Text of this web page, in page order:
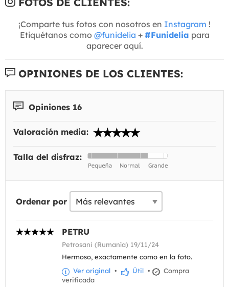
¡Comparte tus fotos con nosotros en Instagram !
Etiquétanos como @funidelia + #Funidelia para
aparecer aquí.
OPINIONES DE LOS CLIENTES:
Opiniones 16
Valoración media:
Talla del disfraz:
Ordenar por
PETRU
Petrosani (Rumanía) 19/11/24
Hermoso, exactamente como en la foto.
Ver original • Útil •
Compra
verificada